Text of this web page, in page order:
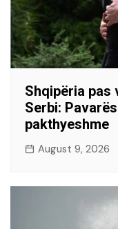
Shqipëria pas
Serbi:
pakthyeshme
August 9, 2026